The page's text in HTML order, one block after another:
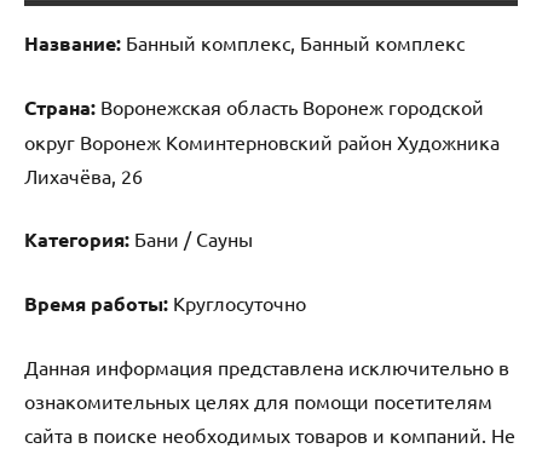
Название: Банный комплекс, Банный комплекс
Страна: Воронежская область Воронеж городской
округ Воронеж Коминтерновский район Художника
Лихачёва, 26
Категория: Бани / Сауны
Время работы: Круглосуточно
Данная информация представлена исключительно в
ознакомительных целях для помощи посетителям
сайта в поиске необходимых товаров и компаний. Не